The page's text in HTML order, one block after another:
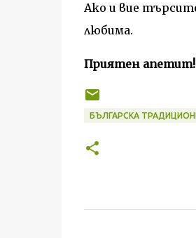
Ако и вие
любима.
Приятен апетит!
БЪЛГАРСКА